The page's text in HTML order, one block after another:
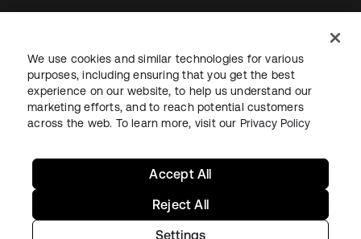
JurídicoPolítica de privacidadeTermos do siteSegurança
Mapa do sitePreferências de cookies
We use cookies and similar technologies for various
purposes, including ensuring that you get the best
experience on our website, to help us understand our
marketing efforts, and to reach potential customers
across the web. To learn more, visit our Privacy Policy
Settings
Reject All
Accept All